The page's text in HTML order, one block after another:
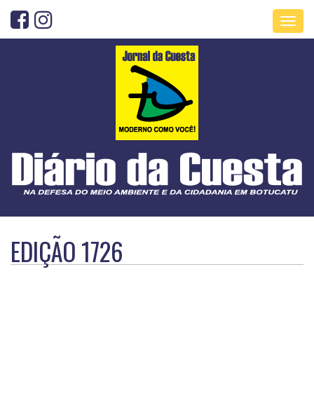
EDIÇÃO 1726